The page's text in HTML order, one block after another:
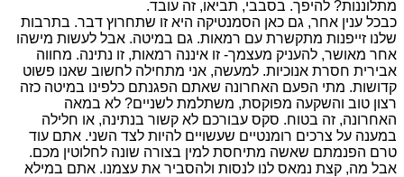
מתלוננות? להיפך. בסבבי, תביאו, זה עובד.
כבכל ענין אחר, גם כאן הסמנטיקה היא זו שתחרוץ דבר. בתרבות
שלנו זייפנות מתקשרת עם רמאות. גם במיטה. אבל לעשות מישהו
אחר מאושר, להעניק מעצמך- זו איננה רמאות, זו נתינה. מחווה
אבירית חסרת אנוכיות. למעשה, אני מתחילה לחשוב שאנו פשוט
קדושות. מתי הפעם האחרונה שאתם הפגנתם כלפינו במיטה כזה
רצון טוב והשקעה מפוקסת, משתלמת לשניים? לא במאה
האחרונה, זה בטוח. סקס עבורכם לא קשור בנתינה, או חלילה
במענה על צרכים רומנטיים שעשויים להיות לצד השני. אתם עוד
טרם הפנמתם שאשה מתיחסת למין בצורה שונה לחלוטין מכם.
אבל מה, קצת נמאס לנו לנסות ולהסביר את עצמנו. אתם במילא